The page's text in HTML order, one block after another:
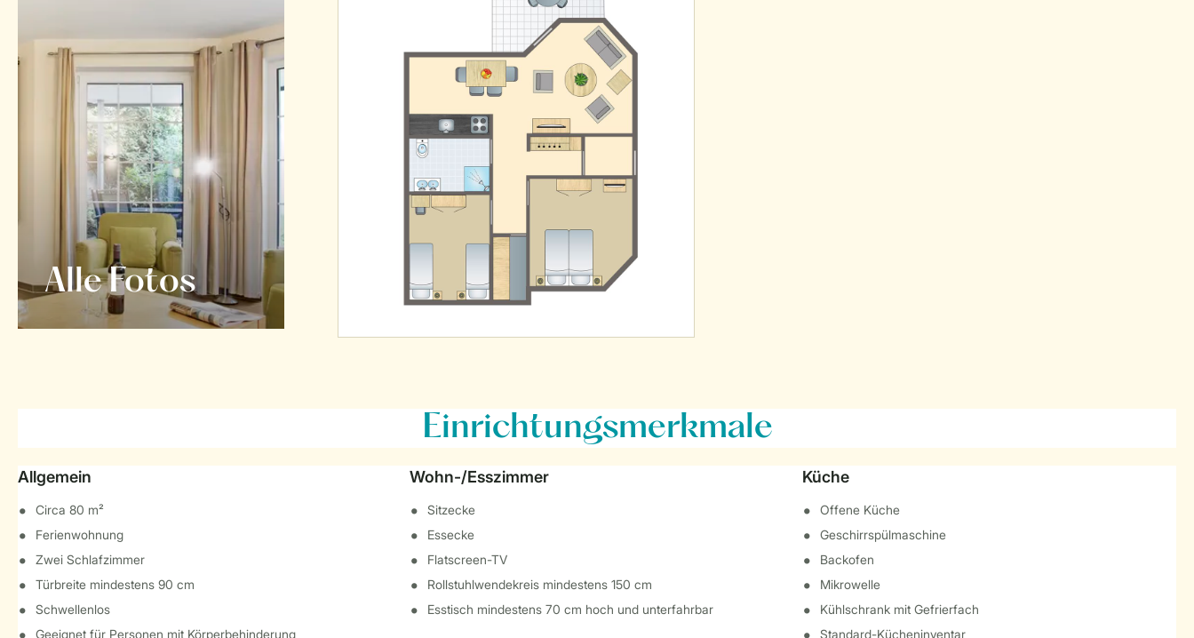
Alle Fotos
Einrichtungsmerkmale
Allgemein
Circa 80 m²
Ferienwohnung
Zwei Schlafzimmer
Türbreite mindestens 90 cm
Schwellenlos
Geeignet für Personen mit Körperbehinderung
Wohn-/Esszimmer
Sitzecke
Essecke
Flatscreen-TV
Rollstuhlwendekreis mindestens 150 cm
Esstisch mindestens 70 cm hoch und unterfahrbar
Küche
Offene Küche
Geschirrspülmaschine
Backofen
Mikrowelle
Kühlschrank mit Gefrierfach
Standard-Kücheninventar